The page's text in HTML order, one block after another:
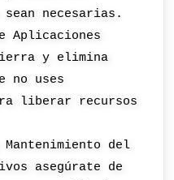
necesarias.
Aplicaciones
y elimina
no uses
liberar recursos
del
asegúrate de